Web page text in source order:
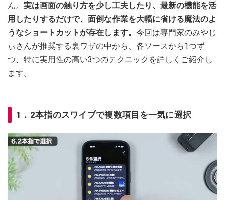
ん。 実は画面の触り方を少し工夫したり、最新の機能を活
用したりするだけで、面倒な作業を大幅に省ける魔法のよ
うなショートカットが存在します。 今回は専門家のみやじ
ぃさんが推奨する裏ワザの中から、各ソースから1つず
つ、特に実用性の高い3つのテクニックを詳しくご紹介し
ます。
1．2本指のスワイプで複数項目を一気に選択